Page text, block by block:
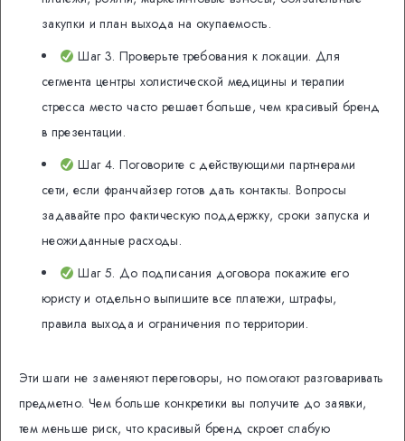
закупки и план выхода на окупаемость.
Шаг 3. Проверьте требования к локации. Для
сегмента центры холистической медицины и терапии
стресса место часто решает больше, чем красивый бренд
в презентации.
Шаг 4. Поговорите с действующими партнерами
сети, если франчайзер готов дать контакты. Вопросы
задавайте про фактическую поддержку, сроки запуска и
неожиданные расходы.
Шаг 5. До подписания договора покажите его
юристу и отдельно выпишите все платежи, штрафы,
правила выхода и ограничения по территории.
Эти шаги не заменяют переговоры, но помогают разговаривать
предметно. Чем больше конкретики вы получите до заявки,
тем меньше риск, что красивый бренд скроет слабую